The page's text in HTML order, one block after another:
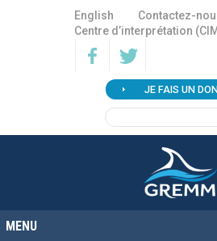
English
Contactez-
Centre d’interprétation
JE FAIS UN